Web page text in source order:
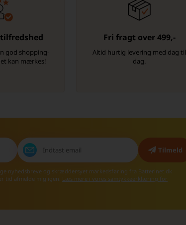
god shopping-
kan mærkes!
Fri fragt over 499,-
Altid hurtig levering med dag til
dag.
nyhedsbreve og skræddersyet markedsføring fra Batterinet.dk
tid afmelde mig igen. Læs mere i vores samtykkeerklæring for